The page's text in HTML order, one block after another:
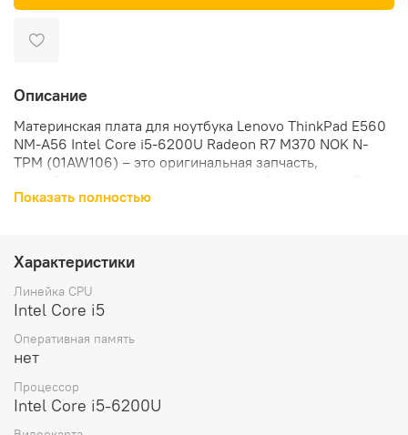
Описание
Материнская плата для ноутбука Lenovo ThinkPad E560
NM-A56 Intel Core i5-6200U Radeon R7 M370 NOK N-
TPM (01AW106) – это оригинальная запчасть,
обеспечивает стабильную работу устройства и
Материнская плата оснащена процессором Intel Core
i5-6200U, который обеспечивает высокую
производительность и быстродействие. Это позволяет
пользователю работать с ресурсоемкими
Модель материнской платы оснащена видеочипом AMD
Radeon R7 M370. Это обеспечивает высокое качество
изображения и плавность работы графики.
Показать полностью
Характеристики
Линейка CPU
Intel Core i5
Оперативная память
нет
Процессор
Intel Core i5-6200U